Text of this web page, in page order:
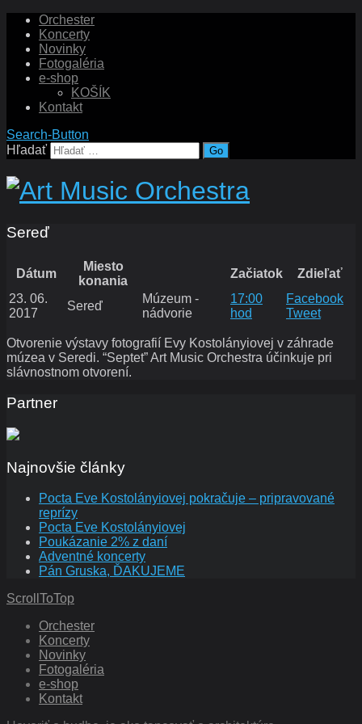
Orchester
Koncerty
Novinky
Fotogaléria
e-shop
KOŠÍK
Kontakt
Search-Button
Hľadať
Sereď
Dátum
Miesto
konania
Začiatok
Zdieľať
23. 06.
2017
Sereď
Múzeum -
nádvorie
17:00
hod
Facebook
Tweet
Otvorenie výstavy fotografií Evy Kostolányiovej v záhrade
múzea v Seredi. “Septet” Art Music Orchestra účinkuje pri
slávnostnom otvorení.
Partner
Najnovšie články
Pocta Eve Kostolányiovej pokračuje – pripravované
reprízy
Pocta Eve Kostolányiovej
Poukázanie 2% z daní
Adventné koncerty
Pán Gruska, ĎAKUJEME
ScrollToTop
Orchester
Koncerty
Novinky
Fotogaléria
e-shop
Kontakt